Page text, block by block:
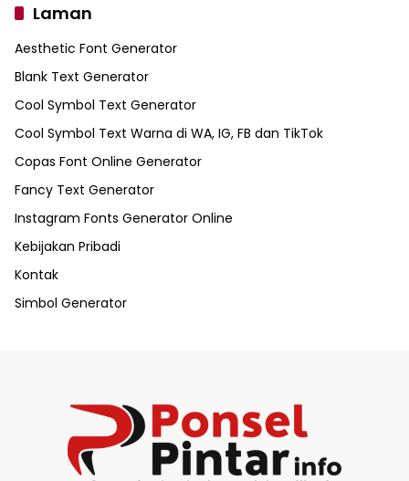
Laman
Aesthetic Font Generator
Blank Text Generator
Cool Symbol Text Generator
Cool Symbol Text Warna di WA, IG, FB dan TikTok
Copas Font Online Generator
Fancy Text Generator
Instagram Fonts Generator Online
Kebijakan Pribadi
Kontak
Simbol Generator